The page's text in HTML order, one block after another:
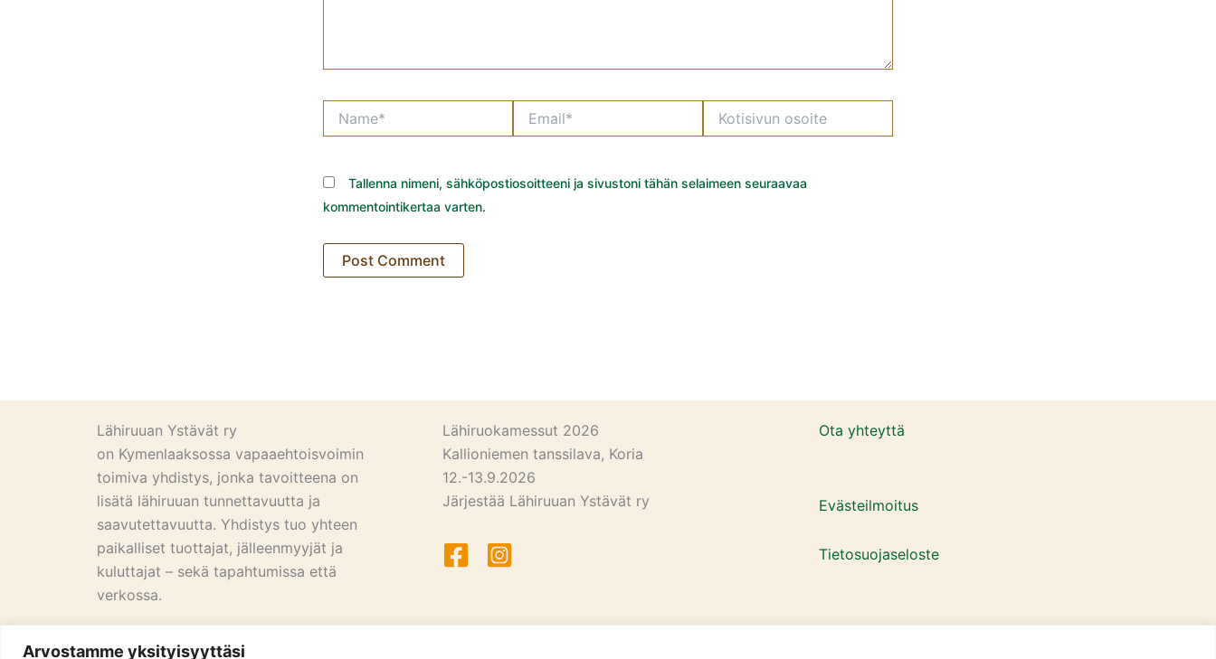
Arvostamme yksityisyyttäsi
osoite
Tallenna nimeni, sähköpostiosoitteeni ja sivustoni tähän selaimeen seuraavaa
kommentointikertaa varten.
Lähiruuan Ystävät ry
on Kymenlaaksossa vapaaehtoisvoimin
toimiva yhdistys, jonka tavoitteena on
lisätä lähiruuan tunnettavuutta ja
saavutettavuutta. Yhdistys tuo yhteen
paikalliset tuottajat, jälleenmyyjät ja
kuluttajat – sekä tapahtumissa että
verkossa.
Lähiruokamessut 2026
Kallioniemen tanssilava, Koria
12.-13.9.2026
Järjestää Lähiruuan Ystävät ry
Ota yhteyttä
Evästeilmoitus
Tietosuojaseloste